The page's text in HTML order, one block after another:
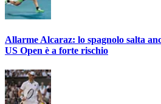
Allarme Alcaraz: lo spagnolo salta
US Open è a forte rischio